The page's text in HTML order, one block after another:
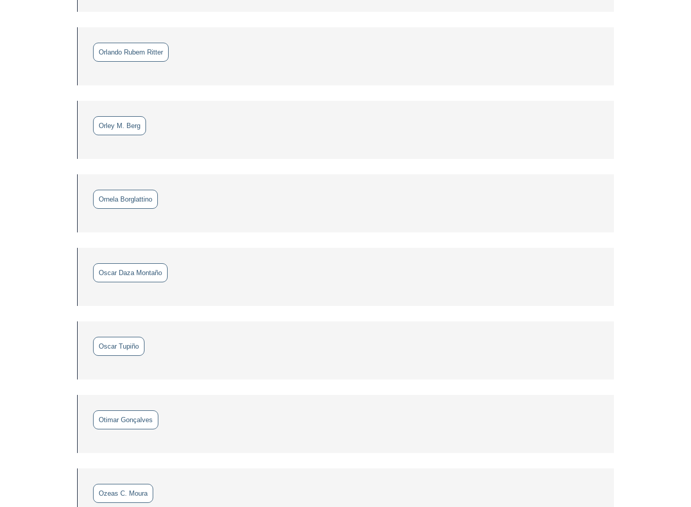
Orlando Rubem Ritter
Orley M. Berg
Ornela Borglattino
Oscar Daza Montaño
Oscar Tupiño
Otimar Gonçalves
Ozeas C. Moura